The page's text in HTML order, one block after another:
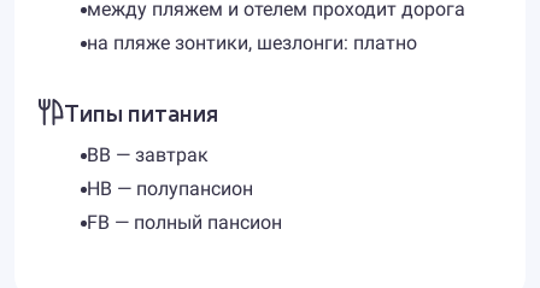
между пляжем и отелем проходит дорога
на пляже зонтики, шезлонги: платно
Типы питания
BB — завтрак
HB — полупансион
FB — полный пансион